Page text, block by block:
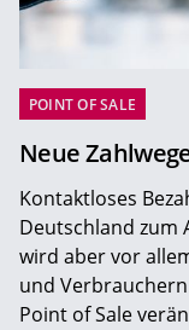
POINT OF SALE
Neue
Kontaktloses
Deutschland zum
wird aber vor
und
Point of Sale